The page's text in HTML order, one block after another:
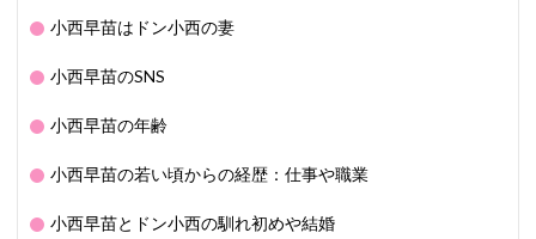
小西早苗はドン小西の妻
小西早苗のSNS
小西早苗の年齢
小西早苗の若い頃からの経歴：仕事や職業
小西早苗とドン小西の馴れ初めや結婚